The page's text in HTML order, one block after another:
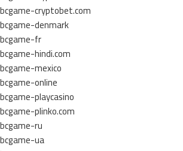
bcgame-cryptobet.com
bcgame-denmark
bcgame-fr
bcgame-hindi.com
bcgame-mexico
bcgame-online
bcgame-playcasino
bcgame-plinko.com
bcgame-ru
bcgame-ua